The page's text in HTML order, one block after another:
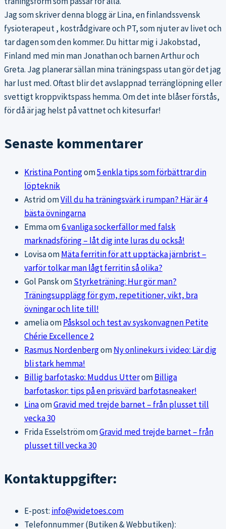
Jag som skriver denna blogg är Lina, en finlandssvensk
fysioterapeut , kostrådgivare och PT, som njuter av livet och
tar dagen som den kommer. Du hittar mig i Jakobstad,
Finland med min man Jonathan och barnen Arthur och
Greta. Jag planerar sällan mina träningspass utan gör det jag
har lust med. Oftast blir det avslappnad terränglöpning eller
svettigt kroppviktspass hemma. Om det inte blåser förstås,
för då är jag helst på vattnet och kitesurfar!
Senaste kommentarer
Kristina Pontingom5 enkla tips som förbättrar din
löpteknik
AstridomVill du ha träningsvärk i rumpan? Här är 4
bästa övningarna
Emmaom6 vanliga sockerfällor med falsk
marknadsföring – låt dig inte luras du också!
LovisaomMäta ferritin för att upptäcka järnbrist –
varför tolkar man lågt ferritin så olika?
Gol PanskomStyrketräning: Hur gör man?
Träningsupplägg för gym, repetitioner, vikt, bra
övningar och lite till!
ameliaomPåsksol och test av syskonvagnen Petite
Chérie Excellence 2
Rasmus NordenbergomNy onlinekurs i video: Lär dig
bli stark hemma!
Billig barfotasko: Muddus UtteromBilliga
barfotaskor: tips på en prisvärd barfotasneaker!
LinaomGravid med trejde barnet – från plusset till
vecka 30
Frida EsselströmomGravid med trejde barnet – från
plusset till vecka 30
Kontaktuppgifter:
E-post: info@widetoes.com
Telefonnummer (Butiken & Webbutiken):